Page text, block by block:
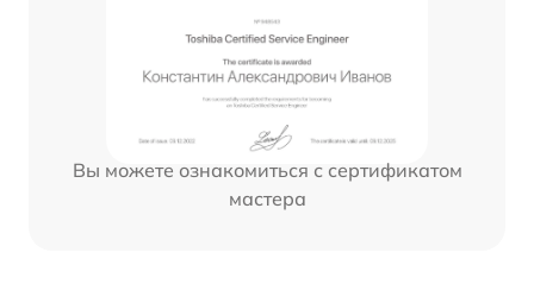
Вы можете ознакомиться с сертификатом
мастера